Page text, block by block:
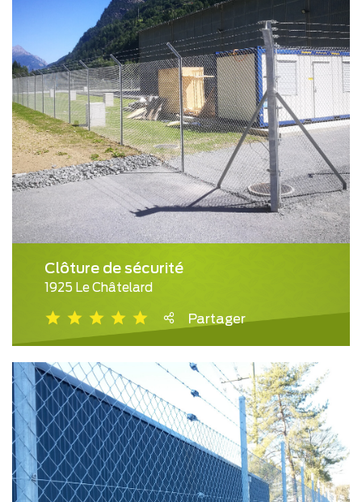
Clôture de sécurité
1925 Le Châtelard
Partager